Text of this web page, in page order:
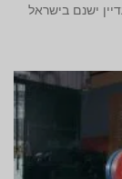
ישנם בישראל